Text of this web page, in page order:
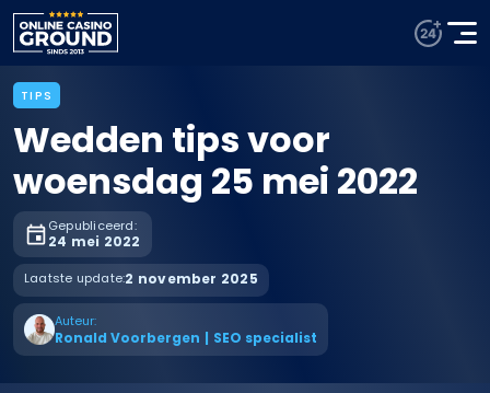
TIPS
Wedden tips voor
woensdag 25 mei 2022
Gepubliceerd:
24 mei 2022
Laatste update:2 november 2025
Auteur:
Ronald Voorbergen | SEO specialist